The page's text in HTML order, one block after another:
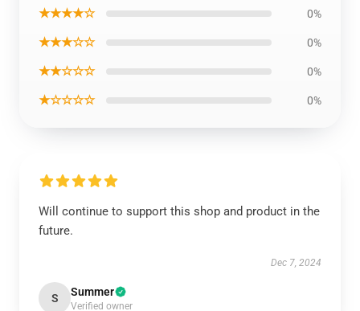
★★★★☆ 0%
★★★☆☆ 0%
★★☆☆☆ 0%
★☆☆☆☆ 0%
Will continue to support this shop and product in the
future.
Dec 7, 2024
S Summer
Verified owner